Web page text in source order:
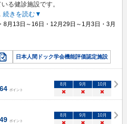
いる健診施設です。
続きを読む▼
8月13日～16日・12月29日～1月3日・3月
日本人間ドック学会機能評価認定施設
ポイント
8月 9月 10月
× × ×
ポイント
8月 9月 10月